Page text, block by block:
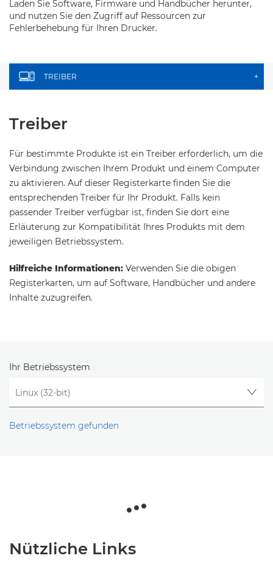
Laden Sie Software, Firmware und Handbücher herunter,
und nutzen Sie den Zugriff auf Ressourcen zur
Fehlerbehebung für Ihren Drucker.
TREIBER +
Treiber
Für bestimmte Produkte ist ein Treiber erforderlich, um die
Verbindung zwischen Ihrem Produkt und einem Computer
zu aktivieren. Auf dieser Registerkarte finden Sie die
entsprechenden Treiber für Ihr Produkt. Falls kein
passender Treiber verfügbar ist, finden Sie dort eine
Erläuterung zur Kompatibilität Ihres Produkts mit dem
jeweiligen Betriebssystem.
Hilfreiche Informationen: Verwenden Sie die obigen
Registerkarten, um auf Software, Handbücher und andere
Inhalte zuzugreifen.
Ihr Betriebssystem
Betriebssystem gefunden
Nützliche Links